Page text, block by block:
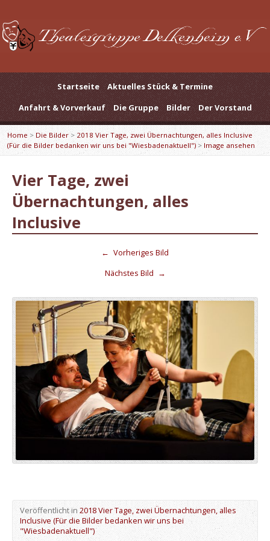
Startseite
Aktuelles Stück & Termine
Anfahrt & Vorverkauf
Die Gruppe Bilder Der Vorstand
Home > Die Bilder> 2018 Vier Tage, zwei Übernachtungen, alles Inclusive
(Für die Bilder bedanken wir uns bei "Wiesbadenaktuell")> Image ansehen
Vier Tage, zwei
Übernachtungen, alles
Inclusive
← Vorheriges Bild
Nächstes Bild →
Veröffentlicht in2018 Vier Tage, zwei Übernachtungen, alles
Inclusive (Für die Bilder bedanken wir uns bei
"Wiesbadenaktuell")